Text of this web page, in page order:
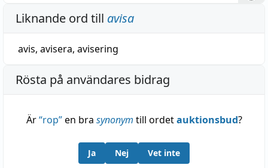
Liknande ord till avisa
avis, avisera, avisering
Rösta på användares bidrag
Är“rop”en bra synonym till ordetauktionsbud?
Ja Nej Vet inte